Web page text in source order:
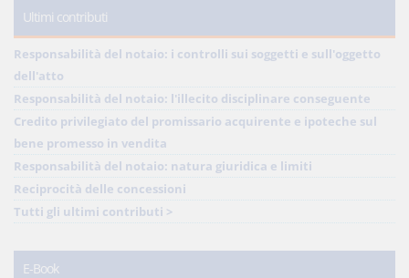
Ultimi contributi
Responsabilità del notaio: i controlli sui soggetti e sull'oggetto
dell'atto
Responsabilità del notaio: l'illecito disciplinare conseguente
Credito privilegiato del promissario acquirente e ipoteche sul
bene promesso in vendita
Responsabilità del notaio: natura giuridica e limiti
Reciprocità delle concessioni
Tutti gli ultimi contributi >
E-Book